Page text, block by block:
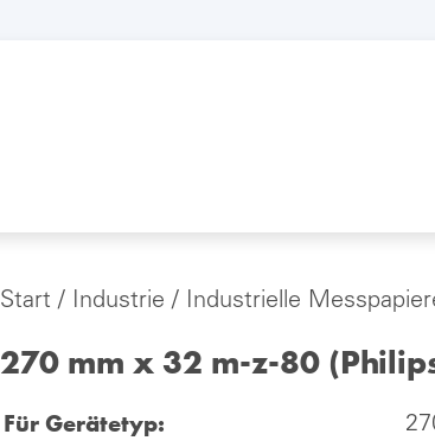
Start / Industrie / Industrielle
270 mm x 32 m-z-80
Für Gerätetyp: